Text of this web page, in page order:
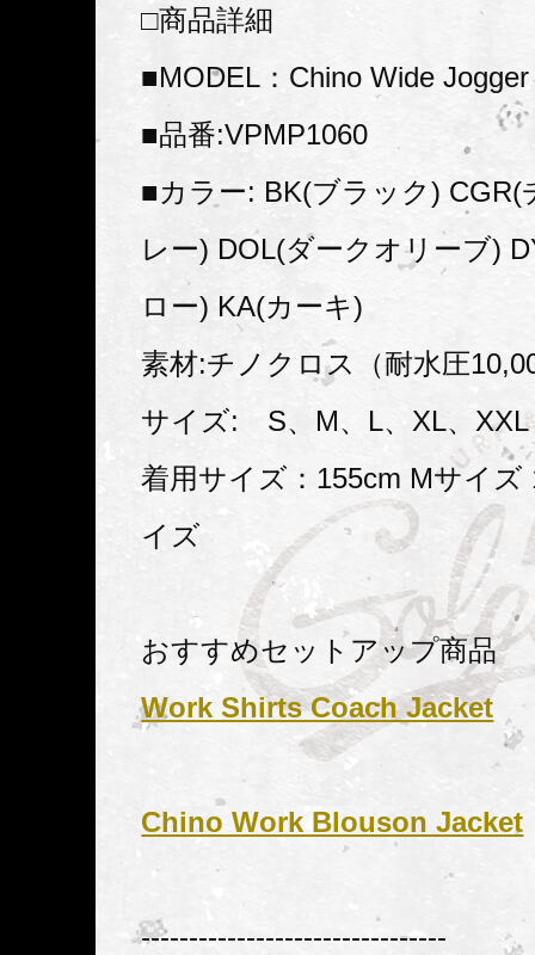
□商品詳細
■MODEL：Chino Wide
■品番:VPMP1060
■カラー: BK(ブラック) CGR(
レー) DOL(ダークオリーブ)
ロー) KA(カーキ)
素材:チノクロス（耐水圧
サイズ: S、M、L、XL、XXL
着用サイズ：155cm Mサイズ
イズ
おすすめセットアップ商品
Work Shirts Coach Jacket
Chino Work Blouson Jacket
--------------------------------